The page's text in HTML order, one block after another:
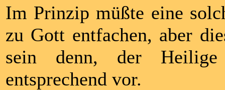
Im Prinzip müßte eine
zu Gott entfachen, aber
sein denn, der
entsprechend vor.